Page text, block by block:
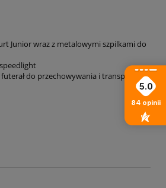
Junior wraz z metalowymi szpilkami do
do przechowywania i transportu
5.0
84 opinii